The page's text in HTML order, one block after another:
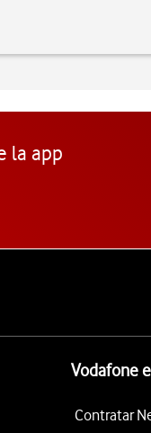
la app
Vodafone
Contratar